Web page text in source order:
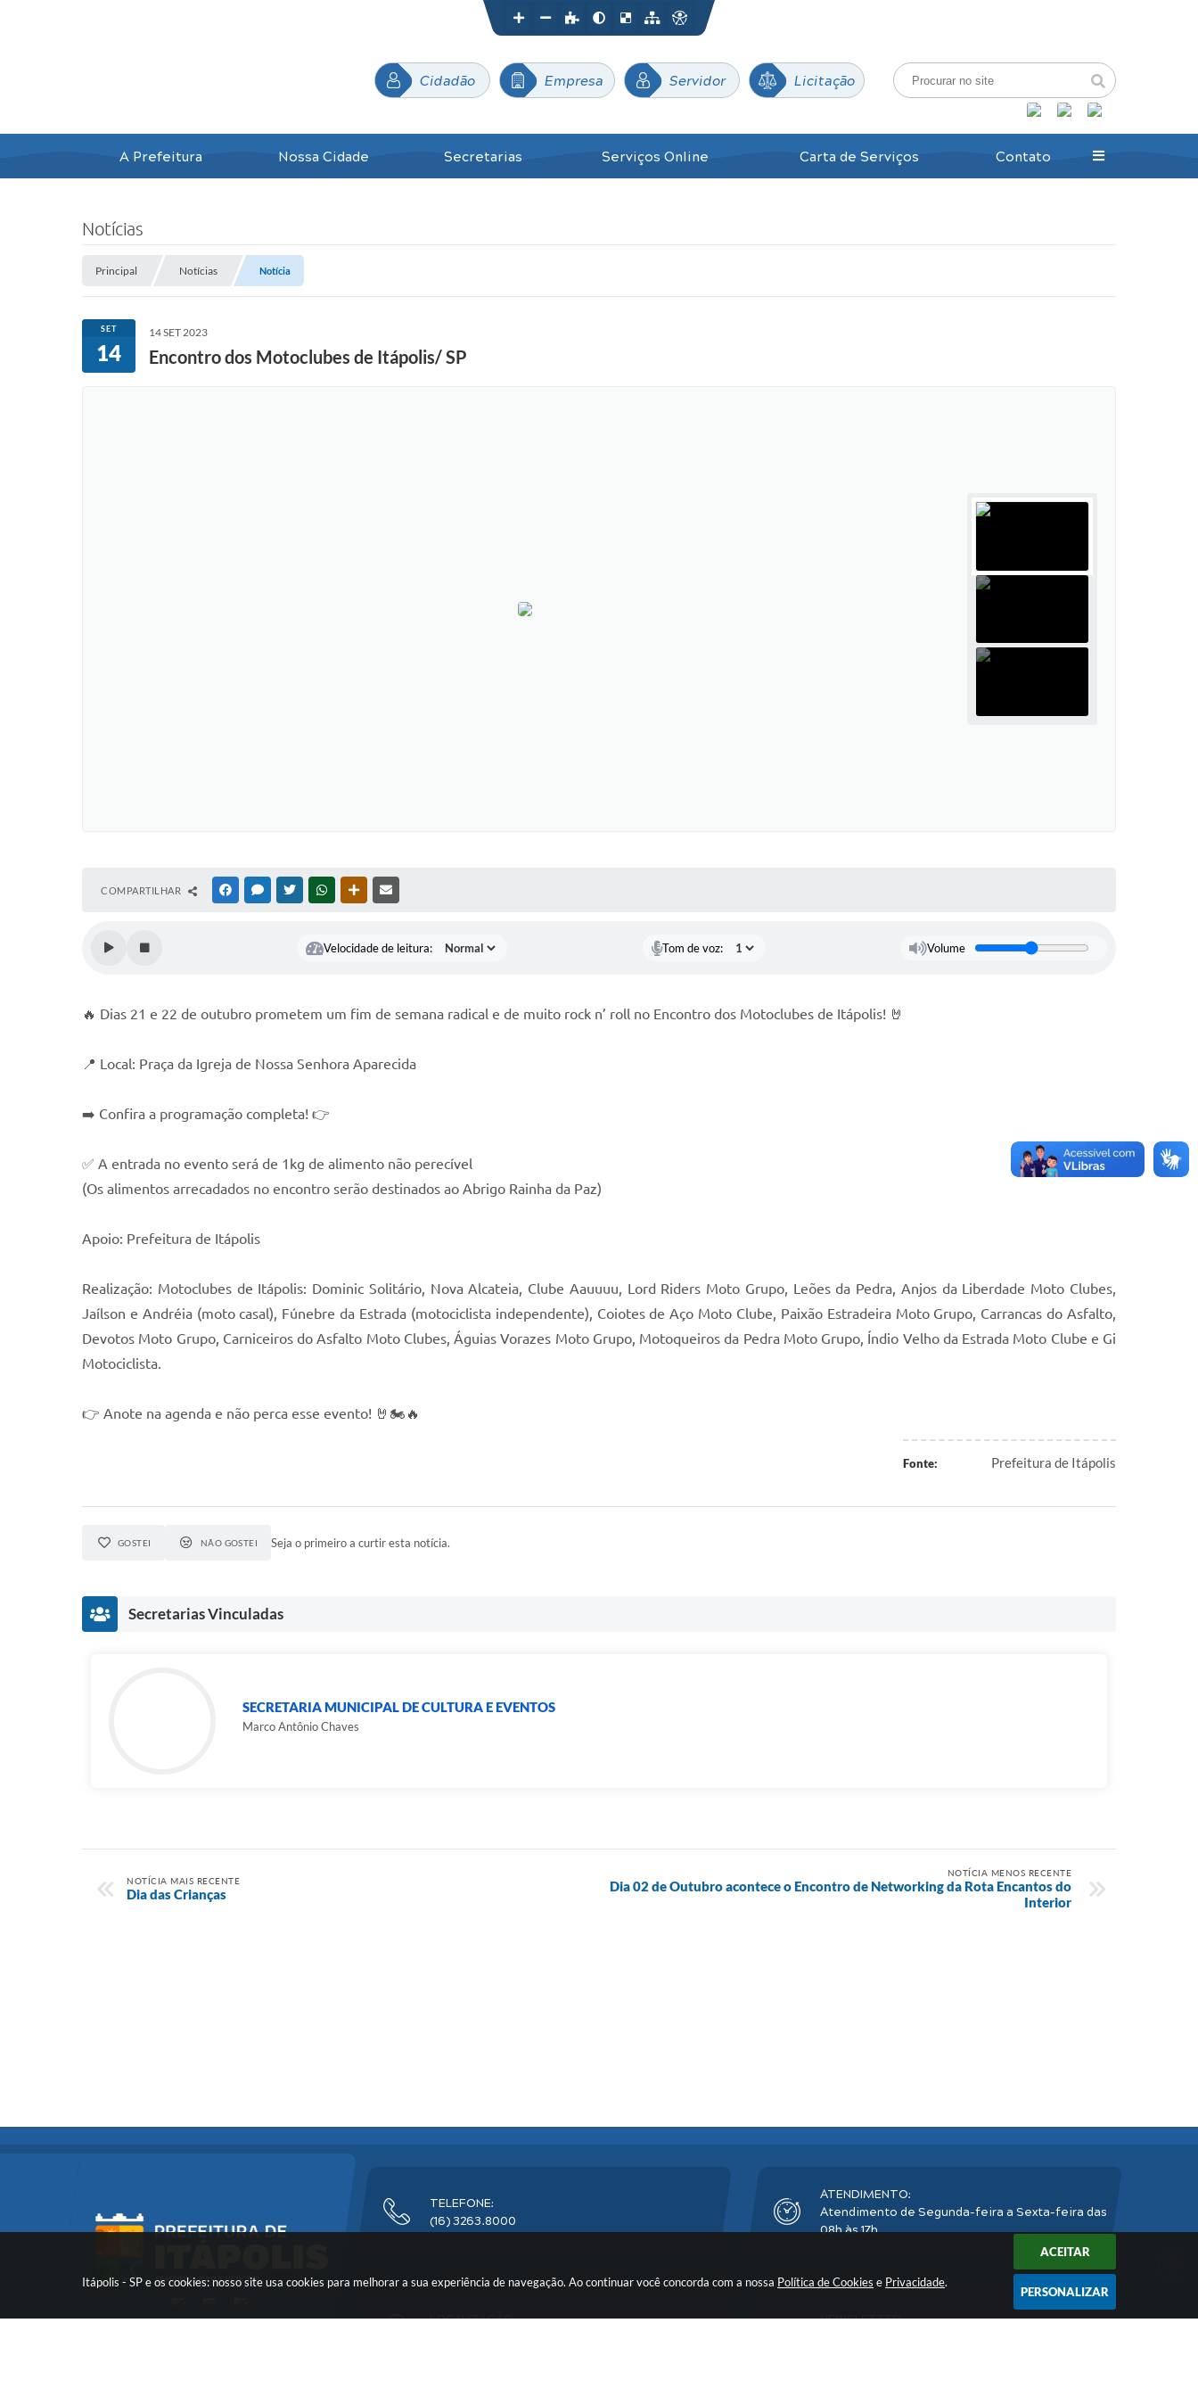
Itápolis - SP e os cookies: nosso site usa cookies para melhorar a sua experiência de navegação. Ao continuar você concorda com a nossa Política de Cookies e Privacidade.
ACEITAR
PERSONALIZAR
Cidadão Empresa Servidor Licitação
A Prefeitura Nossa Cidade Secretarias Serviços Online Carta de Serviços Contato
Notícias
Principal Notícias Notícia
SET
14
14 SET 2023
Encontro dos Motoclubes de Itápolis/ SP
COMPARTILHAR FACEBOOKMESSENGER
TWITTERWHATSAPPOUTRAS MÍDIAS
Velocidade de leitura: Tom de voz: Volume
🔥 Dias 21 e 22 de outubro prometem um fim de semana radical e de muito rock n’ roll no Encontro dos Motoclubes de Itápolis! 🤘
📍 Local: Praça da Igreja de Nossa Senhora Aparecida
➡️ Confira a programação completa! 👉
✅ A entrada no evento será de 1kg de alimento não perecível
(Os alimentos arrecadados no encontro serão destinados ao Abrigo Rainha da Paz)
Apoio: Prefeitura de Itápolis
Realização: Motoclubes de Itápolis: Dominic Solitário, Nova Alcateia, Clube Aauuuu, Lord Riders Moto Grupo, Leões da Pedra, Anjos da Liberdade Moto Clubes,
Jaílson e Andréia (moto casal), Fúnebre da Estrada (motociclista independente), Coiotes de Aço Moto Clube, Paixão Estradeira Moto Grupo, Carrancas do Asfalto,
Devotos Moto Grupo, Carniceiros do Asfalto Moto Clubes, Águias Vorazes Moto Grupo, Motoqueiros da Pedra Moto Grupo, Índio Velho da Estrada Moto Clube e Gi
Motociclista.
👉 Anote na agenda e não perca esse evento! 🤘🏍️🔥
Fonte: Prefeitura de Itápolis
GOSTEI NÃO GOSTEI Seja o primeiro a curtir esta notícia.
Secretarias Vinculadas
SECRETARIA MUNICIPAL DE CULTURA E EVENTOS
Marco Antônio Chaves
NOTÍCIA MAIS RECENTE
Dia das Crianças
NOTÍCIA MENOS RECENTE
Dia 02 de Outubro acontece o Encontro de Networking da Rota Encantos do
Interior
TELEFONE:
(16) 3263.8000
ATENDIMENTO:
Atendimento de Segunda-feira a Sexta-feira das
08h às 17h
LOCALIZAÇÃO:
NEWSLETTER: